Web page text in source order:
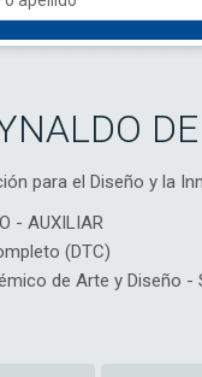
para el Diseño y la
- AUXILIAR
(DTC)
de Arte y Diseño -